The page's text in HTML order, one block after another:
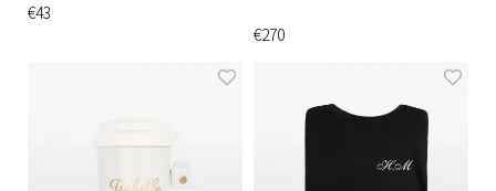
€43
€270